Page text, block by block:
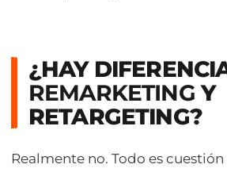
¿HAY
REMARKETING Y
RETARGETING?
Realmente no. Todo es